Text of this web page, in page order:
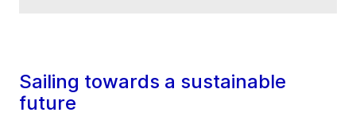
Sailing towards a sustainable
future